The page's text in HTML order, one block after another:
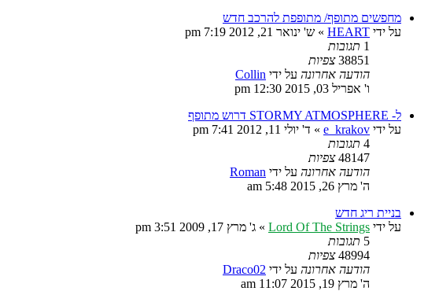
מחפשים מתופף/ מתופפת להרכב חדש
על ידי HEART
» ש' ינואר 21, 2012 7:19 pm
1 תגובות
38851 צפיות
הודעה אחרונה על ידי Collin
ו' אפריל 03, 2015 12:30 pm
ל- STORMY ATMOSPHERE דרוש מתופף
על ידי e_krakov
» ד' יולי 11, 2012 7:41 pm
4 תגובות
48147 צפיות
הודעה אחרונה על ידי Roman
ה' מרץ 26, 2015 5:48 am
בניית ריג חדש
על ידי Lord Of The Strings
» ג' מרץ 17, 2009 3:51 pm
5 תגובות
48994 צפיות
הודעה אחרונה על ידי Draco02
ה' מרץ 19, 2015 11:07 am